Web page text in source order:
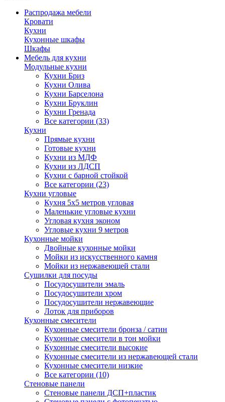
Распродажа мебели
Кровати
Кухни
Кухонные шкафы
Шкафы
Мебель для кухни
Модульные кухни
Кухни Бриз
Кухни Олива
Кухни Барселона
Кухни Бруклин
Кухни Гренада
Все категории (33)
Кухни
Прямые кухни
Готовые кухни
Кухни из МДФ
Кухни из ЛДСП
Кухни с барной стойкой
Все категории (23)
Кухни угловые
Кухня 5х5 метров угловая
Маленькие угловые кухни
Угловая кухня эконом
Угловые кухни 9 метров
Кухонные мойки
Двойные кухонные мойки
Мойки из искусственного камня
Мойки из нержавеющей стали
Сушилки для посуды
Посудосушители эмаль
Посудосушители хром
Посудосушители нержавеющие
Лоток для приборов
Кухонные смесители
Кухонные смесители бронза / сатин
Кухонные смесители в тон мойки
Кухонные смесители высокие
Кухонные смесители из нержавеющей стали
Кухонные смесители низкие
Все категории (10)
Стеновые панели
Стеновые панели ДСП+пластик